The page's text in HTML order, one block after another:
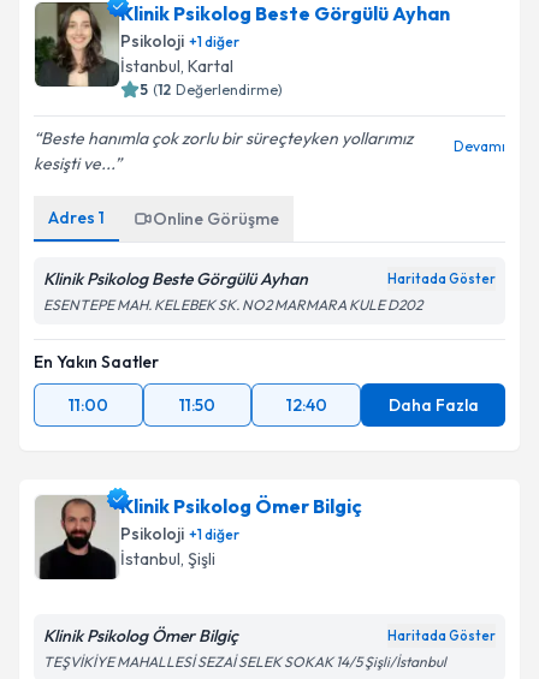
Klinik Psikolog Beste Görgülü Ayhan
Psikoloji +1diğer
İstanbul, Kartal
5 (12 Değerlendirme)
Beste hanımla çok zorlu bir süreçteyken yollarımız
kesişti ve...
Devamı
Adres 1 Online Görüşme
Klinik Psikolog Beste Görgülü Ayhan Haritada Göster
ESENTEPE MAH. KELEBEK SK. NO2 MARMARA KULE D202
En Yakın Saatler
11:00
11:50 12:40 Daha Fazla
Klinik Psikolog Ömer Bilgiç
Psikoloji +1diğer
İstanbul, Şişli
Klinik Psikolog Ömer Bilgiç Haritada Göster
TEŞVİKİYE MAHALLESİ SEZAİ SELEK SOKAK 14/5 Şişli/İstanbul